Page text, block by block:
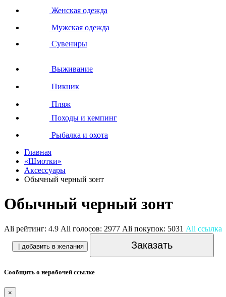
Женская одежда
Мужская одежда
Сувениры
Выживание
Пикник
Пляж
Походы и кемпинг
Рыбалка и охота
Главная
«Шмотки»
Аксессуары
Обычный черный зонт
Обычный черный зонт
Ali рейтинг: 4.9 Ali голосов: 2977 Ali покупок: 5031 Ali ссылка
| добавить в желания Заказать
Сообщить о нерабочей ссылке
×